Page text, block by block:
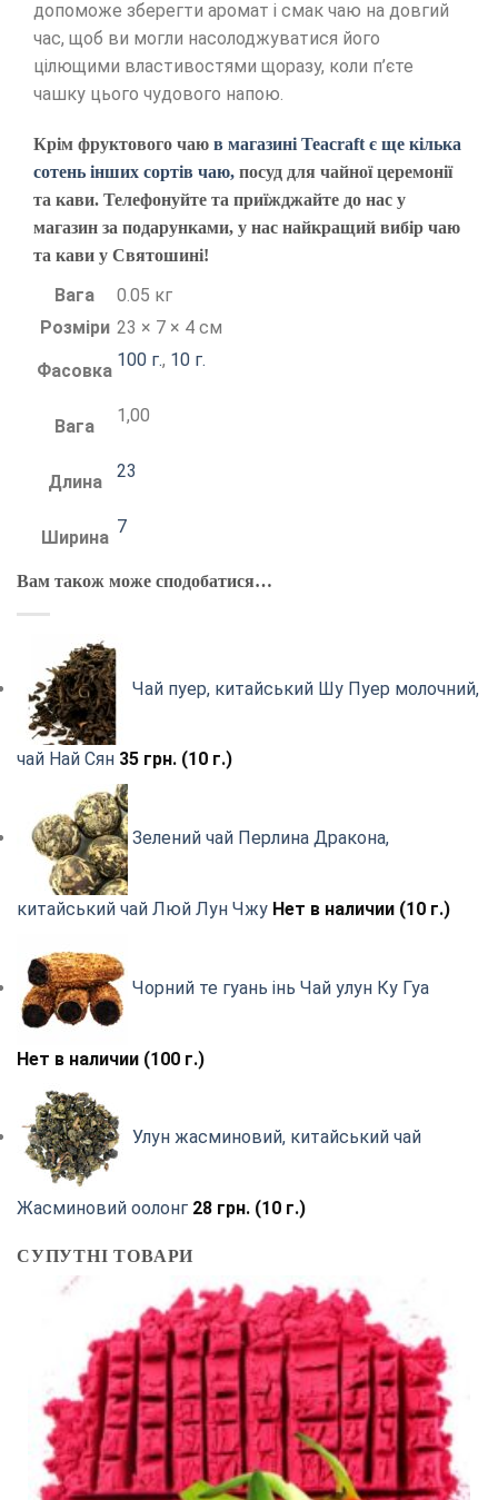
допоможе зберегти аромат і смак чаю на довгий
час, щоб ви могли насолоджуватися його
цілющими властивостями щоразу, коли п’єте
чашку цього чудового напою.
Крім фруктового чаю в магазині Teacraft є ще кілька
сотень інших сортів чаю, посуд для чайної церемонії
та кави. Телефонуйте та приїжджайте до нас у
магазин за подарунками, у нас найкращий вибір чаю
та кави у Святошині!
Вага
0.05 кг
Розміри 23 × 7 × 4 см
Фасовка
100 г., 10 г.
Вага
1,00
Длина
23
Ширина
7
Вам також може сподобатися…
Чай пуер, китайський Шу Пуер молочний,
чай Най Сян 35 грн. (10 г.)
Зелений чай Перлина Дракона,
китайський чай Люй Лун Чжу Нет в наличии (10 г.)
Чорний те гуань інь Чай улун Ку Гуа
Нет в наличии (100 г.)
Улун жасминовий, китайський чай
Жасминовий оолонг 28 грн. (10 г.)
СУПУТНІ ТОВАРИ